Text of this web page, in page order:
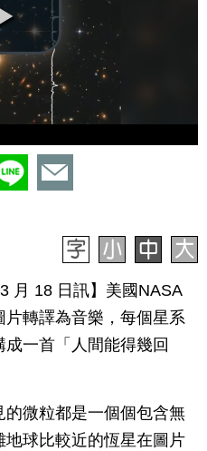
月 18 日訊】美國NASA
轉譯為音樂，每個星系
一首「人間能得幾回
微粒都是一個個包含無
球比較近的恆星在圖片